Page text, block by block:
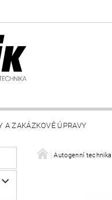
A ZAKÁZKOVÉ ÚPRAVY
Autogenní technika